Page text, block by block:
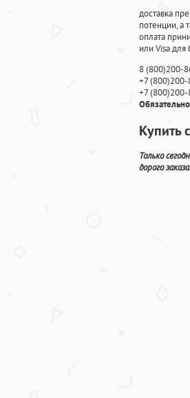
доставка
потенции, а
оплата
или Visa
8(800)200-
+7(800)200-
+7(800)200-
Купить
Только
дорого